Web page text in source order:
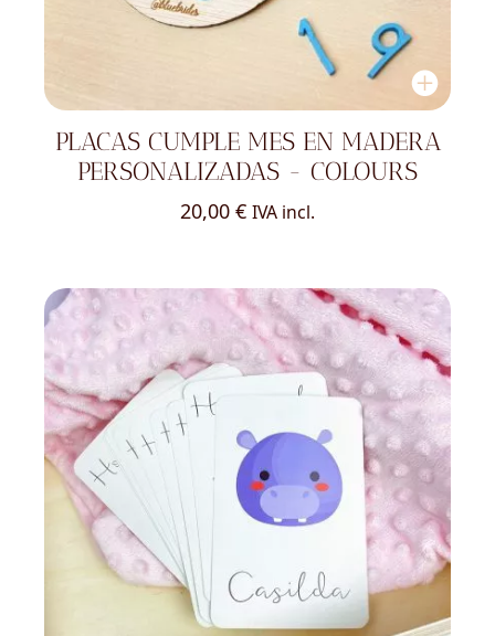
PLACAS CUMPLE MES EN MADERA
PERSONALIZADAS - COLOURS
20,00 € IVA incl.